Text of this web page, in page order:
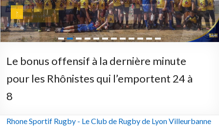
Revoir en vidéo >
>
Le bonus offensif à la dernière minute
pour les Rhônistes qui l’emportent 24 à
8
Rhone Sportif Rugby - Le Club de Rugby de Lyon Villeurbanne